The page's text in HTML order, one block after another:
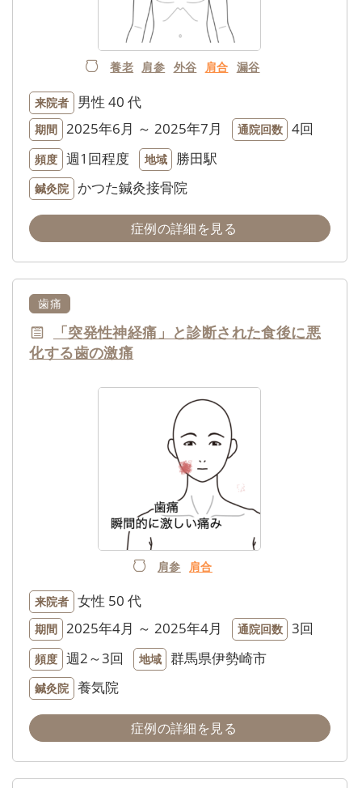
養老 肩参 外谷 肩合 漏谷
来院者 男性 40 代
期間 2025年6月 ～ 2025年7月 通院回数 4回
頻度 週1回程度 地域 勝田駅
鍼灸院 かつた鍼灸接骨院
症例の詳細を見る
歯痛
「突発性神経痛」と診断された食後に悪
化する歯の激痛
肩参 肩合
来院者 女性 50 代
期間 2025年4月 ～ 2025年4月 通院回数 3回
頻度 週2～3回 地域 群馬県伊勢崎市
鍼灸院 養気院
症例の詳細を見る